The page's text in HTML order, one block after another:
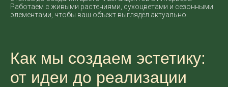
Работаем с живыми растениями, сухоцветами и сезонными
элементами, чтобы ваш объект выглядел актуально.
Как мы создаем эстетику:
от идеи до реализации